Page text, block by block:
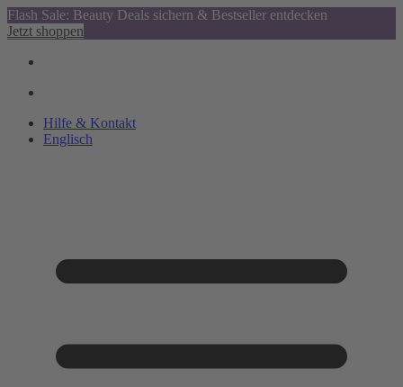
Flash Sale: Beauty Deals sichern & Bestseller entdecken
Jetzt shoppen
Hilfe & Kontakt
Englisch